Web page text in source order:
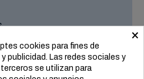
plazos
×
cookies para fines de
publicidad. Las redes sociales y
se utilizan para